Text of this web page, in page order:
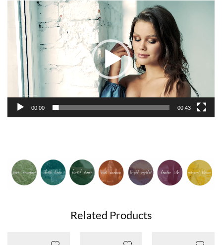
Videospeler
00:00 00:43
Related Products